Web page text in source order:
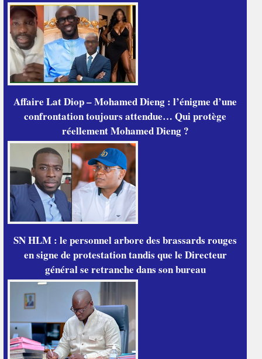
Affaire Lat Diop – Mohamed Dieng : l’énigme d’une
confrontation toujours attendue… Qui protège
réellement Mohamed Dieng ?
SN HLM : le personnel arbore des brassards rouges
en signe de protestation tandis que le Directeur
général se retranche dans son bureau